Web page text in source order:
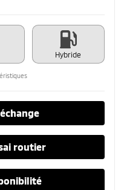
Hybride
routier